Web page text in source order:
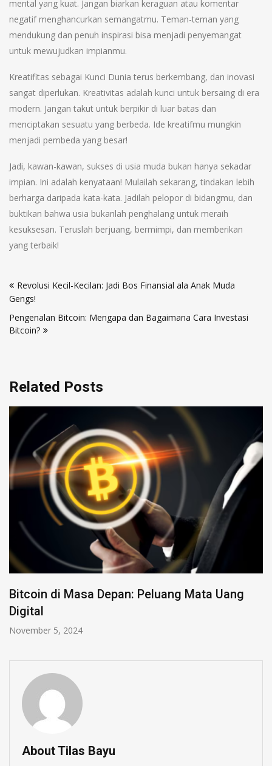
mental yang kuat. Jangan biarkan keraguan atau komentar
negatif menghancurkan semangatmu. Teman-teman yang
mendukung dan penuh inspirasi bisa menjadi penyemangat
untuk mewujudkan impianmu.
Kreatifitas sebagai Kunci Dunia terus berkembang, dan inovasi
sangat diperlukan. Kreativitas adalah kunci untuk bersaing di era
modern. Jangan takut untuk berpikir di luar batas dan
menciptakan sesuatu yang berbeda. Ide kreatifmu mungkin
menjadi pembeda yang besar!
Jadi, kawan-kawan, sukses di usia muda bukan hanya sekadar
impian. Ini adalah kenyataan! Mulailah sekarang, tindakan lebih
berharga daripada kata-kata. Jadilah pelopor di bidangmu, dan
buktikan bahwa usia bukanlah penghalang untuk meraih
kesuksesan. Teruslah berjuang, bermimpi, dan memberikan
yang terbaik!
pos
Revolusi Kecil-Kecilan: Jadi Bos Finansial ala Anak Muda
Gengs!
Pengenalan Bitcoin: Mengapa dan Bagaimana Cara Investasi
Bitcoin?
Related Posts
Mata Uang
Mengapa Gateway
About Tilas Bayu